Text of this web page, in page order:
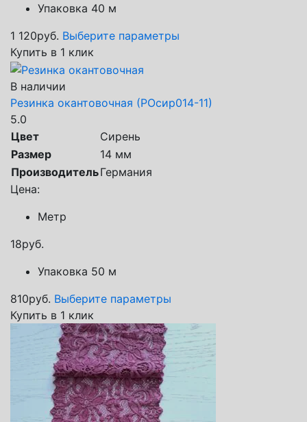
Упаковка 40 м
1 120руб. Выберите параметры
Купить в 1 клик
В наличии
Резинка окантовочная (РОсир014-11)
5.0
Цвет
Сирень
Размер
14 мм
ПроизводительГермания
Цена:
Метр
18руб.
Упаковка 50 м
810руб. Выберите параметры
Купить в 1 клик